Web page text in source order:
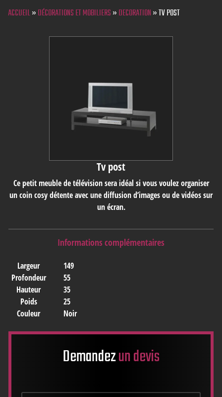
ACCUEIL»DÉCORATIONS ET MOBILIERS»DECORATION»TV POST
Tv post
Ce petit meuble de télévision sera idéal si vous voulez organiser
un coin cosy détente avec une diffusion d’images ou de vidéos sur
un écran.
Informations complémentaires
Largeur
149
Profondeur
55
Hauteur
35
Poids
25
Couleur
Noir
Demandezun devis
Nom *